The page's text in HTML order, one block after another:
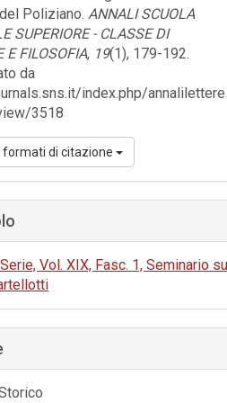
Poliziano. ANNALI SCUOLA
SUPERIORE - CLASSE DI
E FILOSOFIA, 19(1), 179-192.
da
index.php/annalilettere
3518
formati di citazione
Vol. XIX, Fasc. 1, Seminario su